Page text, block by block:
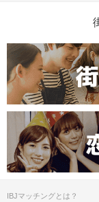
IBJマッチングとは？